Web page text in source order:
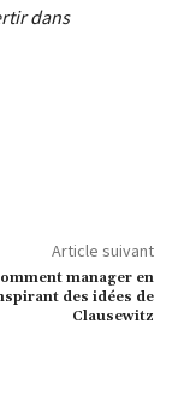
dans
Article suivant
manager en
des idées de
Clausewitz